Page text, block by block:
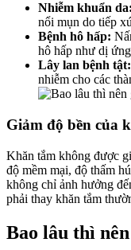
Nhiễm khuẩn da:
nổi mụn do tiếp
Bệnh hô hấp:
hô hấp như dị
Lây lan bệnh tật:
nhiễm cho các
Giảm độ bền của
Khăn tắm không được
độ mềm mại, độ thấm
không chỉ ảnh hưởng
phải thay khăn tắm
Bao lâu thì